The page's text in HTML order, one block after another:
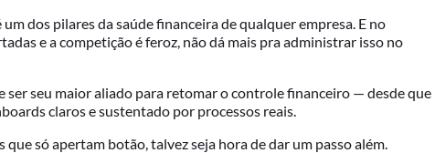
um dos pilares da saúde financeira de qualquer empresa. E no
e a competição é feroz, não dá mais pra administrar isso no
ser seu maior aliado para retomar o controle financeiro — desde que
claros e sustentado por processos reais.
só apertam botão, talvez seja hora de dar um passo além.